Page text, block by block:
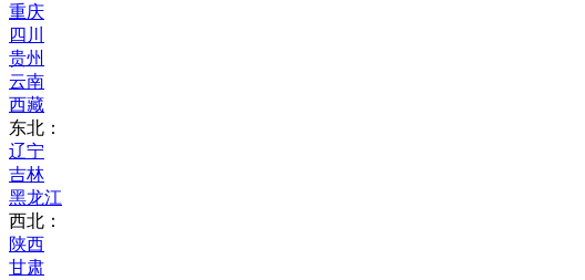
重庆
四川
贵州
云南
西藏
东北：
辽宁
吉林
黑龙江
西北：
陕西
甘肃